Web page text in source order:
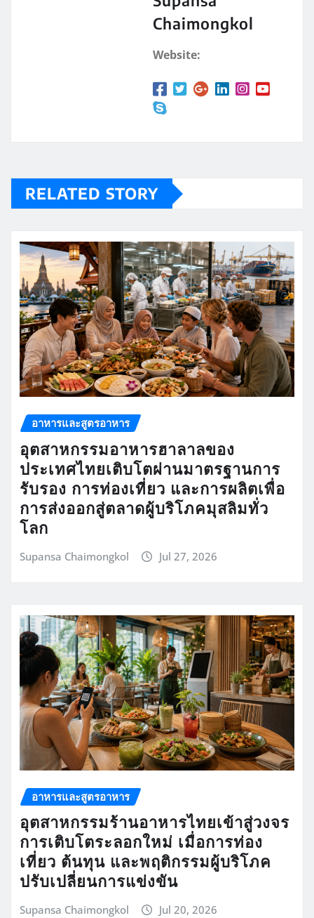
Chaimongkol
Website:
RELATED STORY
อาหารและสูตรอาหาร
อุตสาหกรรมอาหารฮาลาลของ
ประเทศไทยเติบโตผ่านมาตรฐานการ
รับรอง การท่องเที่ยว และการผลิตเพื่อ
การส่งออกสู่ตลาดผู้บริโภคมุสลิมทั่ว
โลก
Supansa Chaimongkol Jul 27, 2026
อาหารและสูตรอาหาร
อุตสาหกรรมร้านอาหารไทยเข้าสู่วงจร
การเติบโตระลอกใหม่ เมื่อการท่อง
เที่ยว ต้นทุน และพฤติกรรมผู้บริโภค
ปรับเปลี่ยนการแข่งขัน
Supansa Chaimongkol Jul 20, 2026